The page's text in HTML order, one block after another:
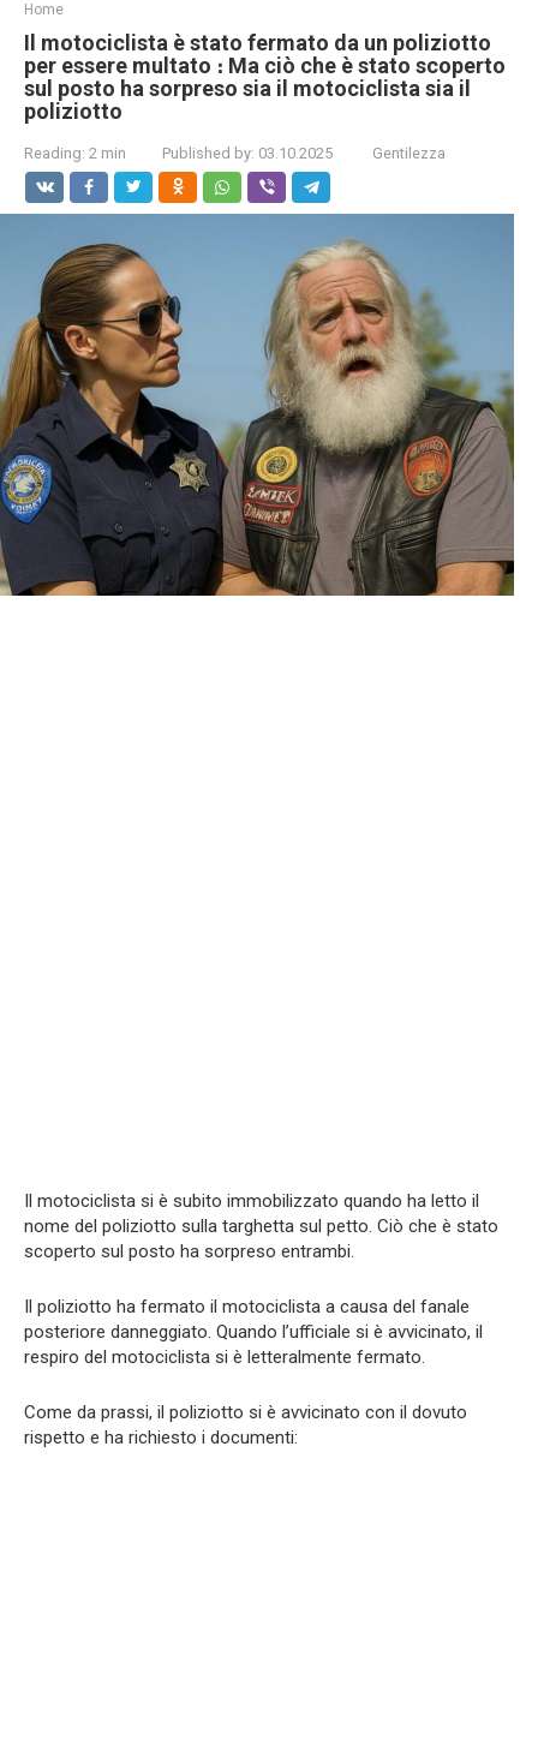
Home
Il motociclista è stato fermato da un poliziotto
per essere multato ։ Ma ciò che è stato scoperto
sul posto ha sorpreso sia il motociclista sia il
poliziotto
Reading: 2 min Published by: 03.10.2025 Gentilezza
Il motociclista si è subito immobilizzato quando ha letto il
nome del poliziotto sulla targhetta sul petto. Ciò che è stato
scoperto sul posto ha sorpreso entrambi.
Il poliziotto ha fermato il motociclista a causa del fanale
posteriore danneggiato. Quando l’ufficiale si è avvicinato, il
respiro del motociclista si è letteralmente fermato.
Come da prassi, il poliziotto si è avvicinato con il dovuto
rispetto e ha richiesto i documenti: